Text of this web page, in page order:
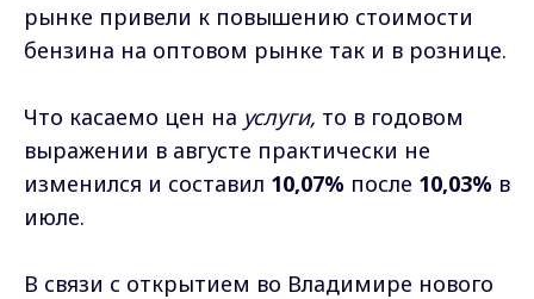
рынке привели к повышению стоимости
бензина на оптовом рынке так и в рознице.
Что касаемо цен на услуги, то в годовом
выражении в августе практически не
изменился и составил 10,07% после 10,03% в
июле.
В связи с открытием во Владимире нового